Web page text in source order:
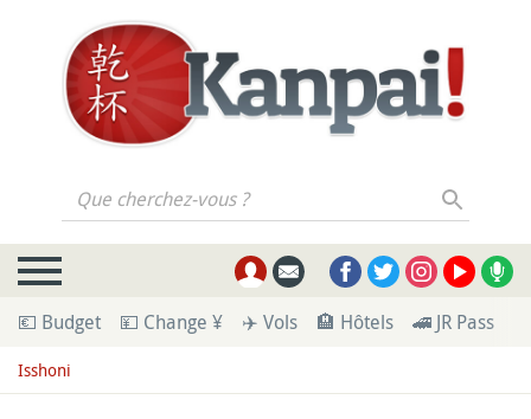
Que cherchez-vous ?
💶 Budget 💴 Change ¥ ✈️ Vols 🏨 Hôtels 🚄 JR Pass
Isshoni